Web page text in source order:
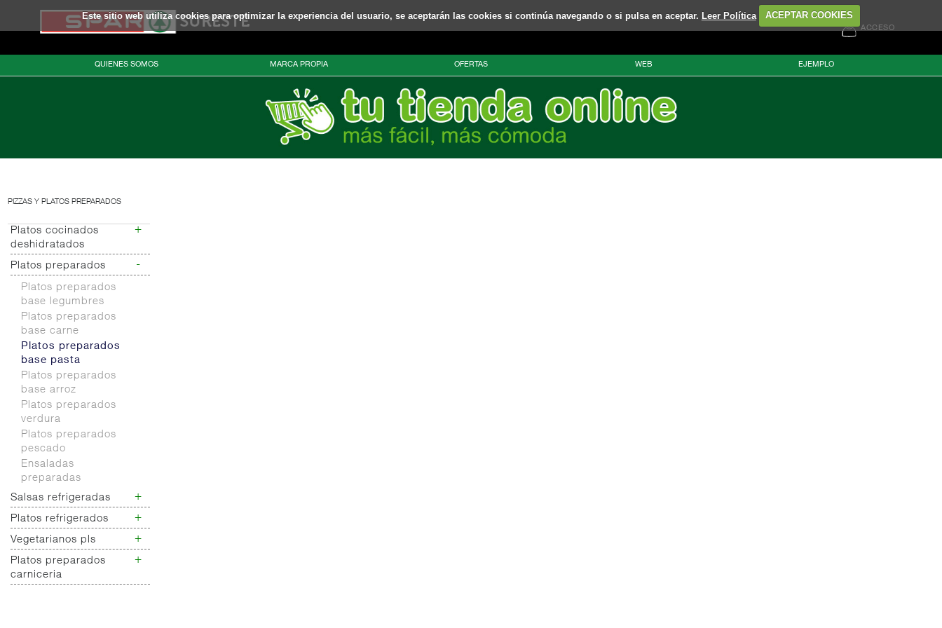
Este sitio web utiliza cookies para optimizar la experiencia del usuario, se aceptarán las cookies si continúa navegando o si pulsa en aceptar. Leer Política ACEPTAR COOKIES
ACCESO
QUIENES SOMOS MARCA PROPIA OFERTAS WEB EJEMPLO
PIZZAS Y PLATOS PREPARADOS
Platos cocinados
deshidratados
+
Platos pasta
deshidratados
Otros platos
cocinados
deshidratados
Platos preparados -
Platos preparados
base legumbres
Platos preparados
base carne
Platos preparados
base pasta
Platos preparados
base arroz
Platos preparados
verdura
Platos preparados
pescado
Ensaladas
preparadas
Salsas refrigeradas
+
Salsas refrigeradas
frias
Salsa refrigeradas
cocina
Platos refrigerados +
Platos refrigerados
frios
Platos refrigerados
tortillas
Vegetarianos pls +
Vegetarianos pls
Platos preparados
carniceria
+